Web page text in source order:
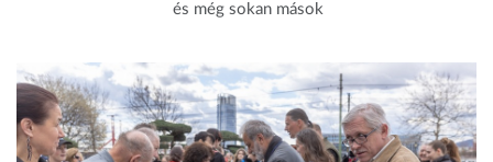
és még sokan mások